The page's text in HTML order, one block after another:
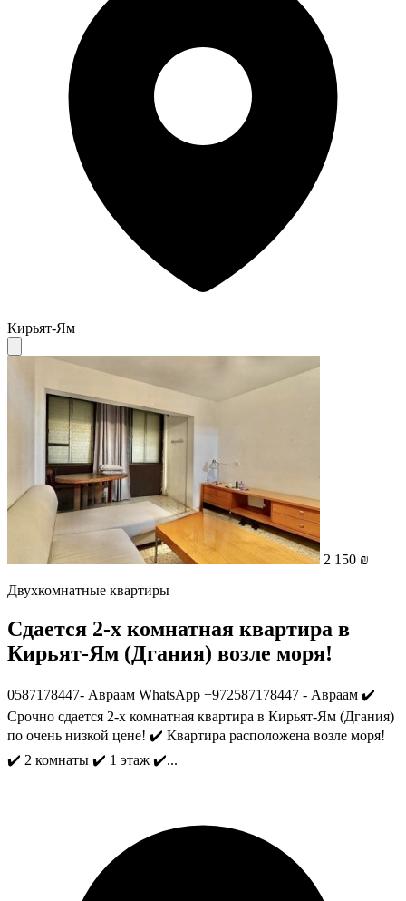
Кирьят-Ям
2 150 ₪
Двухкомнатные квартиры
Сдается 2-х комнатная квартира в
Кирьят-Ям (Дгания) возле моря!
0587178447- Авраам WhatsApp +972587178447 - Авраам ✔️
Срочно сдается 2-х комнатная квартира в Кирьят-Ям (Дгания)
по очень низкой цене! ✔️ Квартира расположена возле моря!
✔️ 2 комнаты ✔️ 1 этаж ✔️...